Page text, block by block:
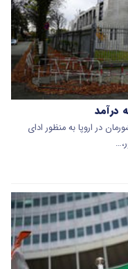
درآمد
در اروپا به منظور ادای